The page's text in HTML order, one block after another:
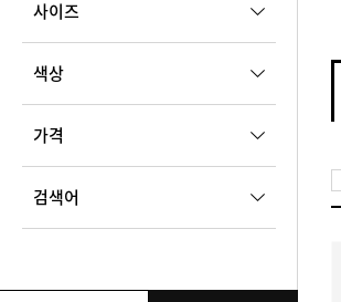
ADIDAS
ANALOG MOOD
사이즈
신발
240
275
색상
가격
568,000원
검색어
함께 검색할 검색어를 추가해주세요.